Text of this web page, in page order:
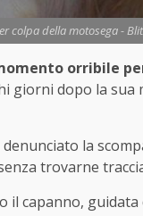
colpa della motosega -
orribile
giorni dopo la
la
trovarne
capanno, guidata